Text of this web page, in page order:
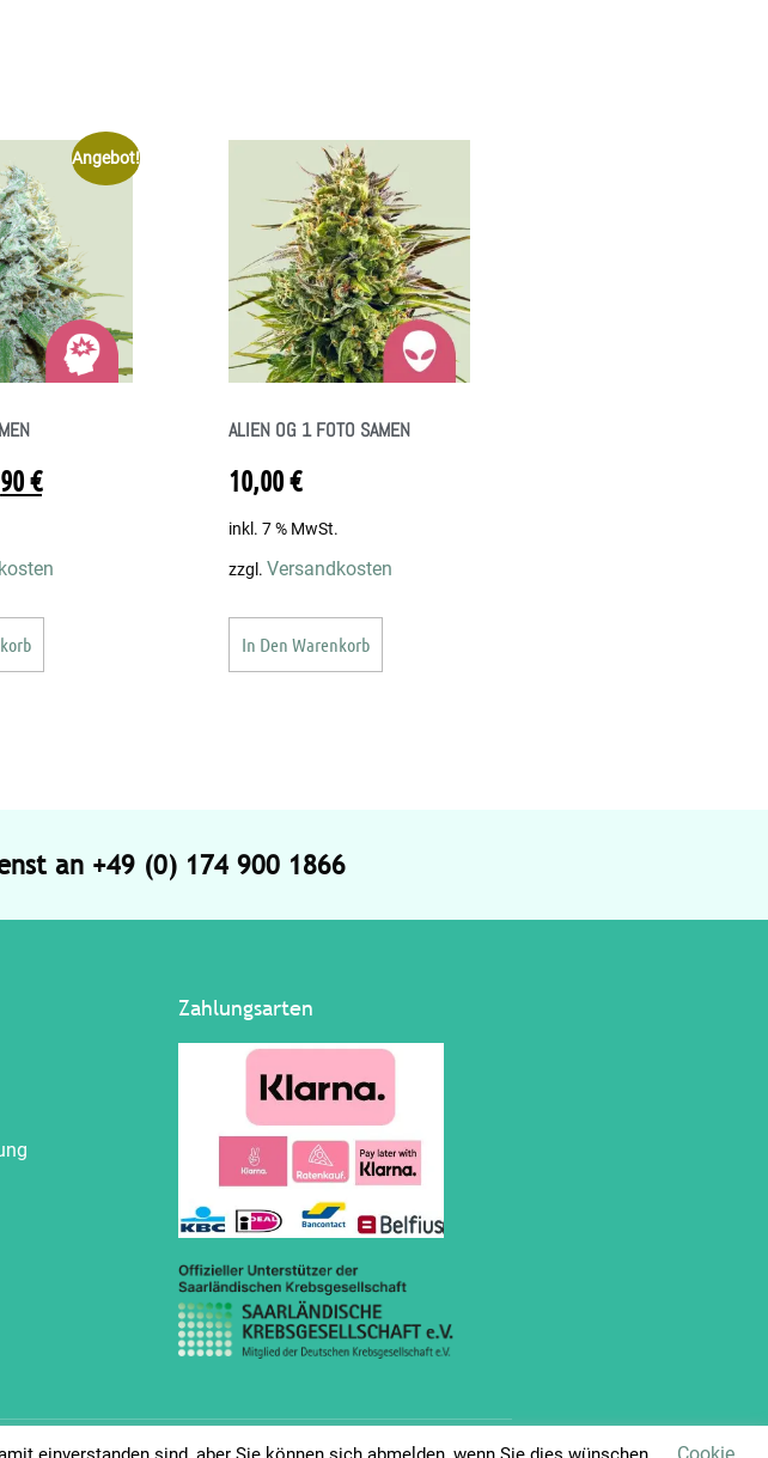
Angebot!
€
ALIEN OG 1 FOTO SAMEN
10,00€
inkl. 7 % MwSt.
zzgl. Versandkosten
In Den Warenkorb
an +49 (0) 174 900 1866
Zahlungsarten